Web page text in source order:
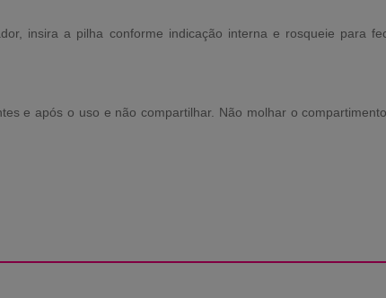
insira a pilha conforme indicação interna e rosqueie para
e após o uso e não compartilhar. Não molhar o